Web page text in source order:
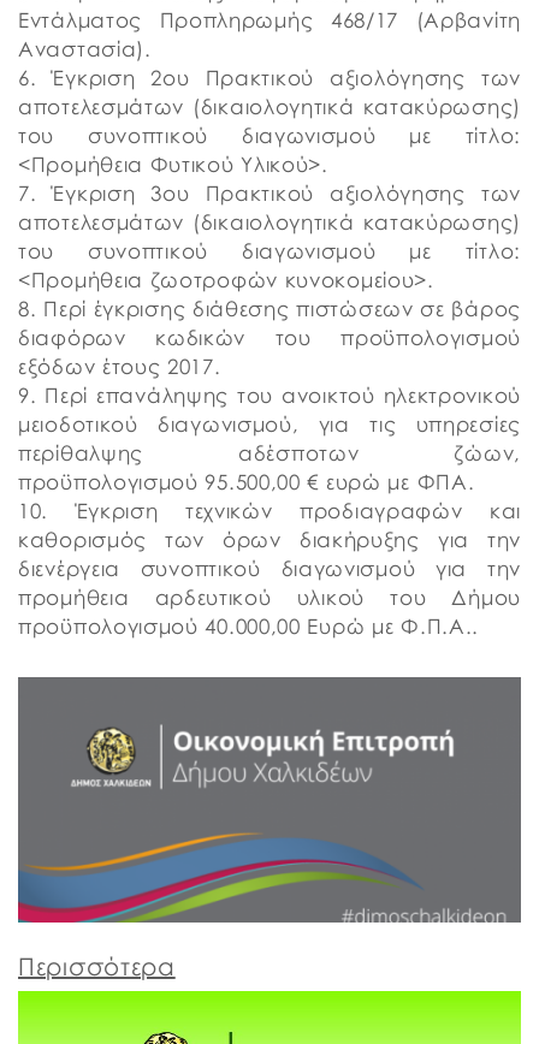
Εντάλματος Προπληρωμής 468/17 (Αρβανίτη
Αναστασία).
6. Έγκριση 2ου Πρακτικού αξιολόγησης των
αποτελεσμάτων (δικαιολογητικά κατακύρωσης)
του συνοπτικού διαγωνισμού με τίτλο:
<Προμήθεια Φυτικού Υλικού>.
7. Έγκριση 3ου Πρακτικού αξιολόγησης των
αποτελεσμάτων (δικαιολογητικά κατακύρωσης)
του συνοπτικού διαγωνισμού με τίτλο:
<Προμήθεια ζωοτροφών κυνοκομείου>.
8. Περί έγκρισης διάθεσης πιστώσεων σε βάρος
διαφόρων κωδικών του προϋπολογισμού
εξόδων έτους 2017.
9. Περί επανάληψης του ανοικτού ηλεκτρονικού
μειοδοτικού διαγωνισμού, για τις υπηρεσίες
περίθαλψης αδέσποτων ζώων,
προϋπολογισμού 95.500,00 € ευρώ με ΦΠΑ.
10. Έγκριση τεχνικών προδιαγραφών και
καθορισμός των όρων διακήρυξης για την
διενέργεια συνοπτικού διαγωνισμού για την
προμήθεια αρδευτικού υλικού του Δήμου
προϋπολογισμού 40.000,00 Ευρώ με Φ.Π.Α..
Περισσότερα